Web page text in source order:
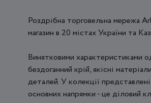
Роздрібна торговельна мережа
магазин в 20 містах України та
Винятковими характеристиками
бездоганний крій, якісні
деталей. У колекції
основних напрямки - це діловий